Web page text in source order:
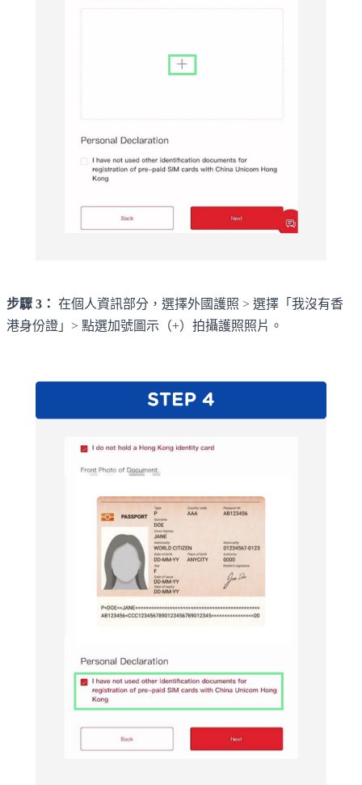
步驟 3： 在個人資訊部分，選擇外國護照 > 選擇「我沒有香
港身份證」> 點選加號圖示（+）拍攝護照照片。